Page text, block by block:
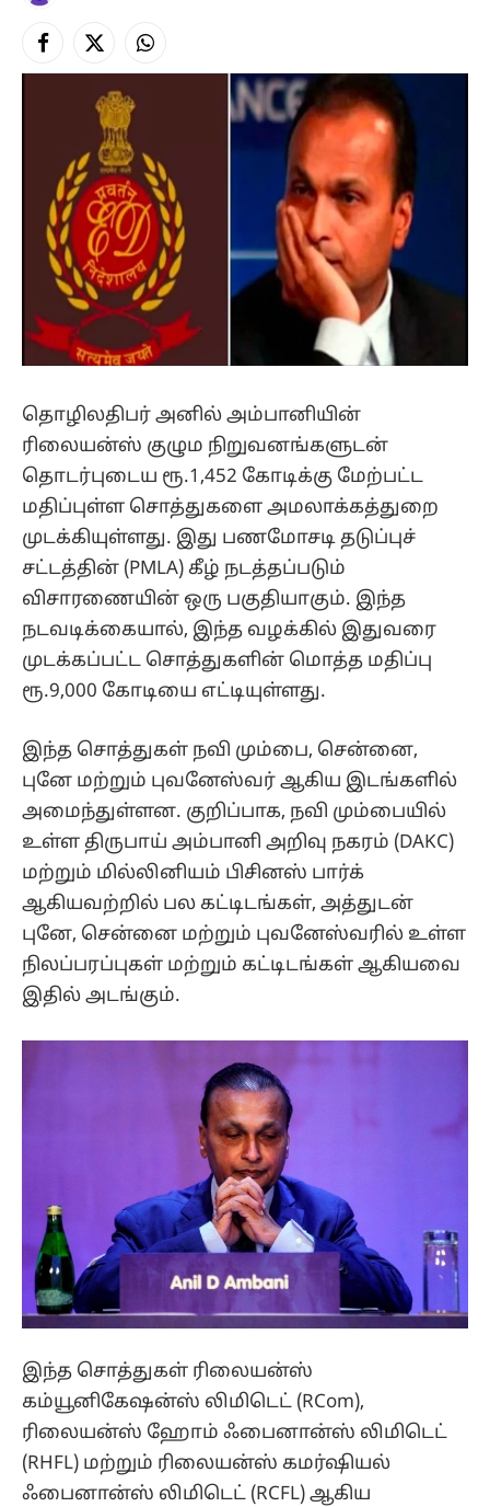
Facebook
X
(Twitter)
Instagram
தொழிலதிபர் அனில் அம்பானியின்
ரிலையன்ஸ் குழும நிறுவனங்களுடன்
தொடர்புடைய ரூ.1,452 கோடிக்கு மேற்பட்ட
மதிப்புள்ள சொத்துகளை அமலாக்கத்துறை
முடக்கியுள்ளது. இது பணமோசடி தடுப்புச்
சட்டத்தின் (PMLA) கீழ் நடத்தப்படும்
விசாரணையின் ஒரு பகுதியாகும். இந்த
நடவடிக்கையால், இந்த வழக்கில் இதுவரை
முடக்கப்பட்ட சொத்துகளின் மொத்த மதிப்பு
ரூ.9,000 கோடியை எட்டியுள்ளது.
இந்த சொத்துகள் நவி மும்பை, சென்னை,
புனே மற்றும் புவனேஸ்வர் ஆகிய இடங்களில்
அமைந்துள்ளன. குறிப்பாக, நவி மும்பையில்
உள்ள திருபாய் அம்பானி அறிவு நகரம் (DAKC)
மற்றும் மில்லினியம் பிசினஸ் பார்க்
ஆகியவற்றில் பல கட்டிடங்கள், அத்துடன்
புனே, சென்னை மற்றும் புவனேஸ்வரில் உள்ள
நிலப்பரப்புகள் மற்றும் கட்டிடங்கள் ஆகியவை
இதில் அடங்கும்.
இந்த சொத்துகள் ரிலையன்ஸ்
கம்யூனிகேஷன்ஸ் லிமிடெட் (RCom),
ரிலையன்ஸ் ஹோம் ஃபைனான்ஸ் லிமிடெட்
(RHFL) மற்றும் ரிலையன்ஸ் கமர்ஷியல்
ஃபைனான்ஸ் லிமிடெட் (RCFL) ஆகிய